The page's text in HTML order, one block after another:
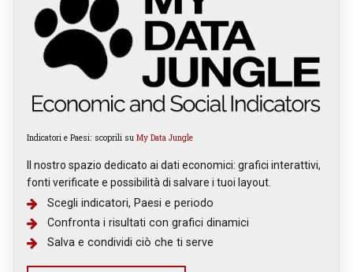
Indicatori e Paesi: scoprili su My Data Jungle
Il nostro spazio dedicato ai dati economici: grafici interattivi,
fonti verificate e possibilità di salvare i tuoi layout.
Scegli indicatori, Paesi e periodo
Confronta i risultati con grafici dinamici
Salva e condividi ciò che ti serve